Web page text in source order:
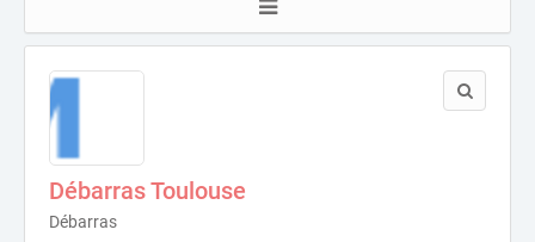
Débarras Toulouse
Débarras